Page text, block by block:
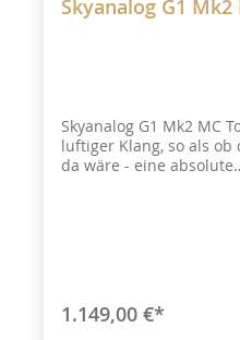
Skyanalog G1
Skyanalog G1 Mk2 MC
luftiger Klang, so als
da wäre - eine absolute
1.149,00 €*